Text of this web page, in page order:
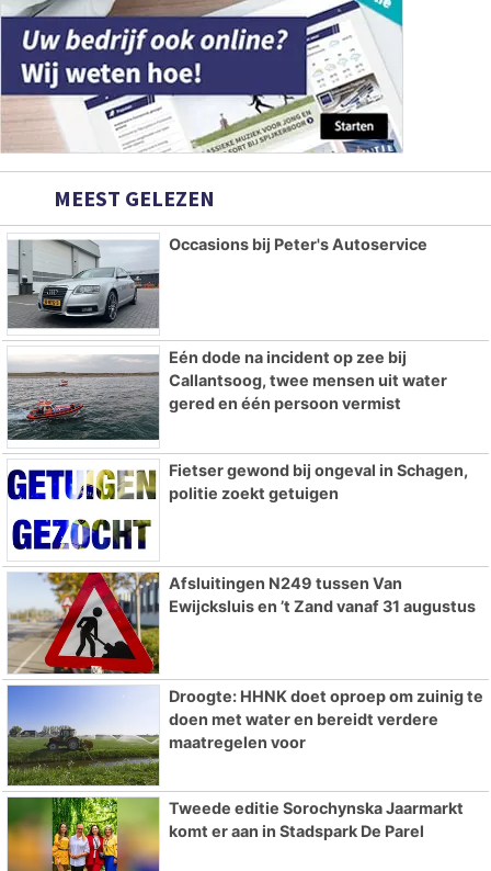
MEEST GELEZEN
Occasions bij Peter's Autoservice
Eén dode na incident op zee bij
Callantsoog, twee mensen uit water
gered en één persoon vermist
Fietser gewond bij ongeval in Schagen,
politie zoekt getuigen
Afsluitingen N249 tussen Van
Ewijcksluis en ’t Zand vanaf 31 augustus
Droogte: HHNK doet oproep om zuinig te
doen met water en bereidt verdere
maatregelen voor
Tweede editie Sorochynska Jaarmarkt
komt er aan in Stadspark De Parel